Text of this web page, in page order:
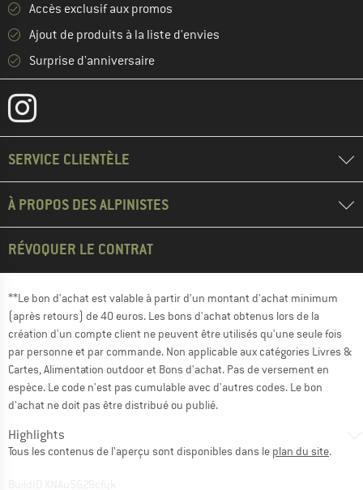
Accès exclusif aux promos
Ajout de produits à la liste d'envies
Surprise d'anniversaire
SERVICE CLIENTÈLE
À PROPOS DES ALPINISTES
RÉVOQUER LE CONTRAT
**Le bon d'achat est valable à partir d'un montant d'achat minimum
(après retours) de 40 euros. Les bons d'achat obtenus lors de la
création d'un compte client ne peuvent être utilisés qu'une seule fois
par personne et par commande. Non applicable aux catégories Livres &
Cartes, Alimentation outdoor et Bons d'achat. Pas de versement en
espèce. Le code n'est pas cumulable avec d'autres codes. Le bon
d'achat ne doit pas être distribué ou publié.
Highlights
Tous les contenus de l'aperçu sont disponibles dans le plan du site.